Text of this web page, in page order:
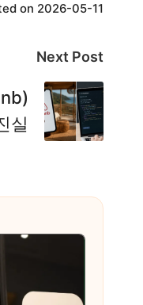
on 2026-05-11
Next Post
실